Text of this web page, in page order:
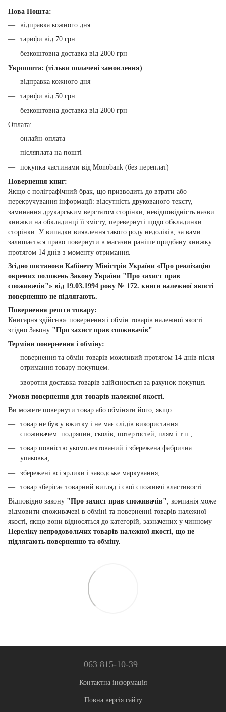
Нова Пошта:
відправка кожного дня
тарифи від 70 грн
безкоштовна доставка від 2000 грн
Укрпошта: (тільки оплачені замовлення)
відправка кожного дня
тарифи від 50 грн
безкоштовна доставка від 2000 грн
Оплата:
онлайн-оплата
післяплата на пошті
покупка частинами від Monobank (без переплат)
Повернення книг:
Якщо є поліграфічний брак, що призводить до втрати або
перекручування інформації: відсутність друкованого тексту,
заминання друкарським верстатом сторінки, невідповідність назви
книжки на обкладинці її змісту, перевернуті щодо обкладинки
сторінки. У випадки виявлення такого роду недоліків, за вами
залишається право повернути в магазин раніше придбану книжку
протягом 14 днів з моменту отримання.
Згідно постанови Кабінету Міністрів України «Про реалізацію
окремих положень Закону України "Про захист прав
споживачів"» від 19.03.1994 року № 172. книги належної якості
поверненню не підлягають.
Повернення решти товару:
Книгарня здійснює повернення і обмін товарів належної якості
згідно Закону "Про захист прав споживачів".
Терміни повернення і обміну:
повернення та обмін товарів можливий протягом 14 днів після
отримання товару покупцем.
зворотня доставка товарів здійснюється за рахунок покупця.
Умови повернення для товарів належної якості.
Ви можете повернути товар або обміняти його, якщо:
товар не був у вжитку і не має слідів використання
споживачем: подряпин, сколів, потертостей, плям і т.п.;
товар повністю укомплектований і збережена фабрична
упаковка;
збережені всі ярлики і заводське маркування;
товар зберігає товарний вигляд і свої споживчі властивості.
Відповідно закону "Про захист прав споживачів", компанія може
відмовити споживачеві в обміні та поверненні товарів належної
якості, якщо вони відносяться до категорій, зазначених у чинному
Переліку непродовольчих товарів належної якості, що не
підлягають поверненню та обміну.
063 815-10-39
Контактна інформація
Повна версія сайту